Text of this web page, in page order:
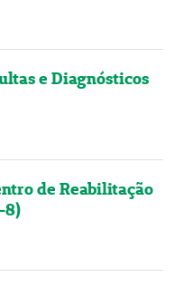
e Diagnósticos
de Reabilitação
8)